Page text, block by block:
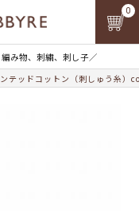
み物、刺繍、刺し子／
0
テッドコットン（刺しゅう糸）